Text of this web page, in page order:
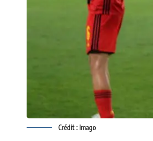
Crédit : Imago